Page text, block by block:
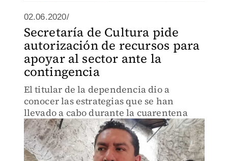
02.06.2020/
Secretaría de Cultura pide
autorización de recursos para
apoyar al sector ante la
contingencia
El titular de la dependencia dio a
conocer las estrategias que se han
llevado a cabo durante la cuarentena